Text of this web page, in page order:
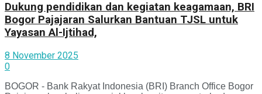
Dukung pendidikan dan kegiatan keagamaan, BRI
Bogor Pajajaran Salurkan Bantuan TJSL untuk
Yayasan Al-Ijtihad,
8 November 2025
0
BOGOR - Bank Rakyat Indonesia (BRI) Branch Office Bogor